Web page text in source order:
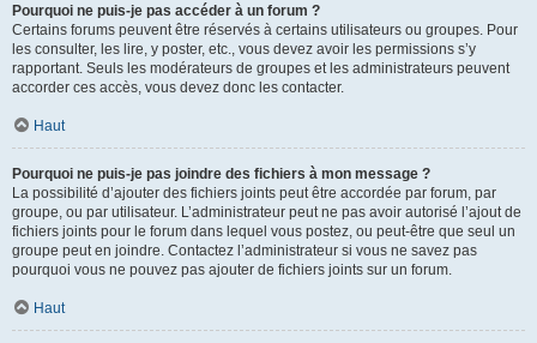
Pourquoi ne puis-je pas accéder à un forum ?
Certains forums peuvent être réservés à certains utilisateurs ou groupes. Pour
les consulter, les lire, y poster, etc., vous devez avoir les permissions s’y
rapportant. Seuls les modérateurs de groupes et les administrateurs peuvent
accorder ces accès, vous devez donc les contacter.
Haut
Pourquoi ne puis-je pas joindre des fichiers à mon message ?
La possibilité d’ajouter des fichiers joints peut être accordée par forum, par
groupe, ou par utilisateur. L’administrateur peut ne pas avoir autorisé l’ajout de
fichiers joints pour le forum dans lequel vous postez, ou peut-être que seul un
groupe peut en joindre. Contactez l’administrateur si vous ne savez pas
pourquoi vous ne pouvez pas ajouter de fichiers joints sur un forum.
Haut